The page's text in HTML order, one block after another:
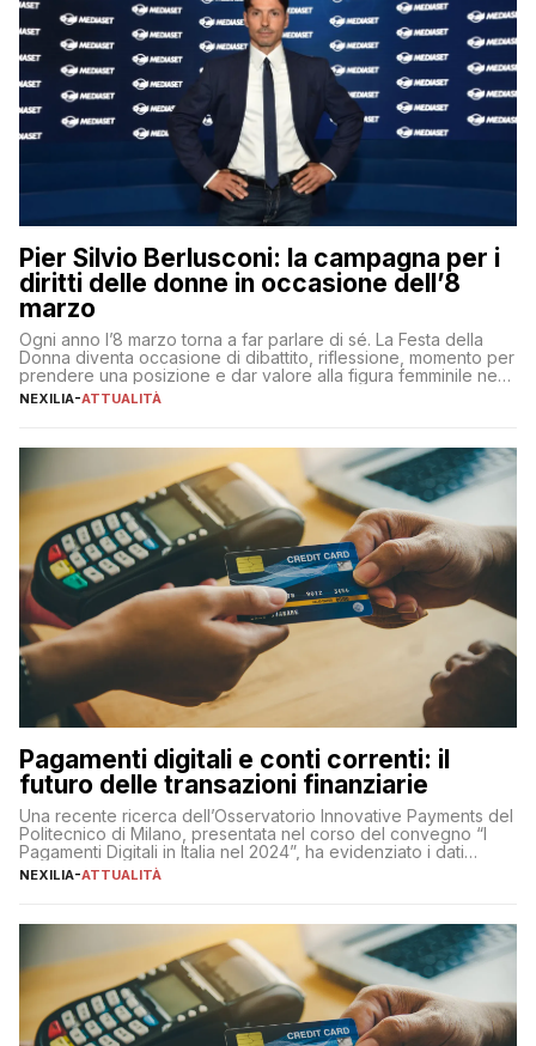
Pier Silvio Berlusconi: la campagna per i
diritti delle donne in occasione dell’8
marzo
Ogni anno l’8 marzo torna a far parlare di sé. La Festa della
Donna diventa occasione di dibattito, riflessione, momento per
prendere una posizione e dar valore alla figura femminile nella
sua complessità e crucialità. A lanciare un messaggio “forte e
NEXILIA-ATTUALITÀ
Pagamenti digitali e conti correnti: il
futuro delle transazioni finanziarie
Una recente ricerca dell’Osservatorio Innovative Payments del
Politecnico di Milano, presentata nel corso del convegno “I
Pagamenti Digitali in Italia nel 2024”, ha evidenziato i dati
definitivi del primo semestre 2024 relativamente alle
NEXILIA-ATTUALITÀ